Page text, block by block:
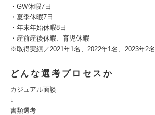
・GW休暇7日
・夏季休暇7日
・年末年始休暇8日
・産前産後休暇、育児休暇
※取得実績／2021年1名、2022年1名、2023年2名
どんな選考プロセスか
カジュアル面談
↓
書類選考